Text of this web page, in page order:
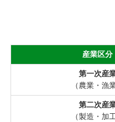
産業区分
第一次産
（農業・漁業
第二次産
（製造・加工